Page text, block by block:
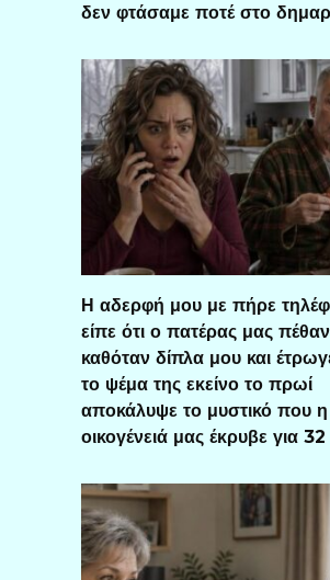
δεν φτάσαμε ποτέ στο
Η αδερφή μου με πήρε
είπε ότι ο πατέρας μας
καθόταν δίπλα μου και
το ψέμα της εκείνο το πρωί
αποκάλυψε το μυστικό που η
οικογένειά μας έκρυβε για